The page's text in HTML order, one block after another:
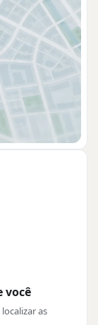
você
as